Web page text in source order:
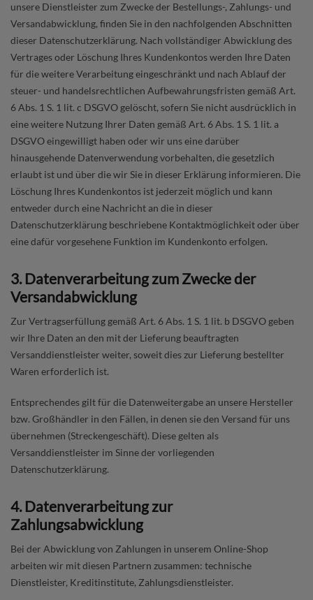
unsere Dienstleister zum Zwecke der Bestellungs-, Zahlungs- und
Versandabwicklung, finden Sie in den nachfolgenden Abschnitten
dieser Datenschutzerklärung. Nach vollständiger Abwicklung des
Vertrages oder Löschung Ihres Kundenkontos werden Ihre Daten
für die weitere Verarbeitung eingeschränkt und nach Ablauf der
steuer- und handelsrechtlichen Aufbewahrungsfristen gemäß Art.
6 Abs. 1 S. 1 lit. c DSGVO gelöscht, sofern Sie nicht ausdrücklich in
eine weitere Nutzung Ihrer Daten gemäß Art. 6 Abs. 1 S. 1 lit. a
DSGVO eingewilligt haben oder wir uns eine darüber
hinausgehende Datenverwendung vorbehalten, die gesetzlich
erlaubt ist und über die wir Sie in dieser Erklärung informieren. Die
Löschung Ihres Kundenkontos ist jederzeit möglich und kann
entweder durch eine Nachricht an die in dieser
Datenschutzerklärung beschriebene Kontaktmöglichkeit oder über
eine dafür vorgesehene Funktion im Kundenkonto erfolgen.
3. Datenverarbeitung zum Zwecke der
Versandabwicklung
Zur Vertragserfüllung gemäß Art. 6 Abs. 1 S. 1 lit. b DSGVO geben
wir Ihre Daten an den mit der Lieferung beauftragten
Versanddienstleister weiter, soweit dies zur Lieferung bestellter
Waren erforderlich ist.
Entsprechendes gilt für die Datenweitergabe an unsere Hersteller
bzw. Großhändler in den Fällen, in denen sie den Versand für uns
übernehmen (Streckengeschäft). Diese gelten als
Versanddienstleister im Sinne der vorliegenden
Datenschutzerklärung.
4. Datenverarbeitung zur
Zahlungsabwicklung
Bei der Abwicklung von Zahlungen in unserem Online-Shop
arbeiten wir mit diesen Partnern zusammen: technische
Dienstleister, Kreditinstitute, Zahlungsdienstleister.